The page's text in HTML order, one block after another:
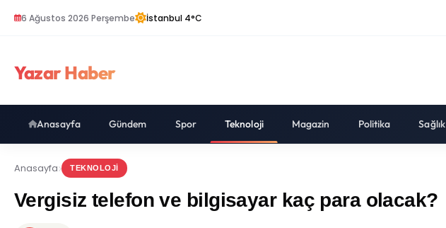
6 Ağustos 2026 Perşembe İstanbul 4°C
Yazar Haber
Anasayfa Gündem Spor Teknoloji Magazin Politika Sağlık
Anasayfa TEKNOLOJI
Vergisiz telefon ve bilgisayar kaç para olacak?